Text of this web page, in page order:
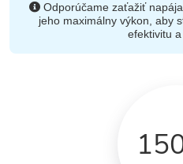
Odporúčame zaťažiť
jeho maximálny výkon, aby
efektivitu a